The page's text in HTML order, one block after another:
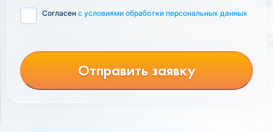
Согласен с условиями обработки персональных данных
Отправить заявку